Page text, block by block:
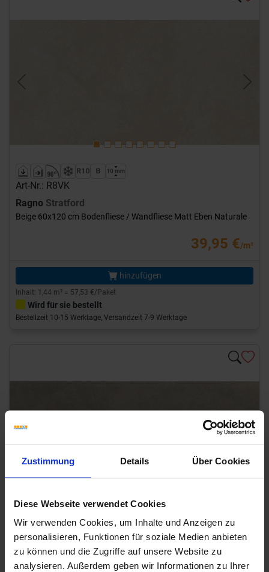
Zustimmung Details Über Cookies
Diese Webseite verwendet Cookies
Wir verwenden Cookies, um Inhalte und Anzeigen zu
personalisieren, Funktionen für soziale Medien anbieten
zu können und die Zugriffe auf unsere Website zu
analysieren. Außerdem geben wir Informationen zu Ihrer
Art-Nr.: R8VK
Ragno Stratford
Beige 60x120 cm Bodenfliese / Wandfliese Matt Eben Naturale
39,95 €/m²
hinzufügen
Inhalt: 1,44 m² = 57,53 €/Paket
Wird für sie bestellt
Bestellzeit 10-15 Werktage, Versandzeit 7-9 Werktage
Art-Nr.: R8VN
RagnoStratford